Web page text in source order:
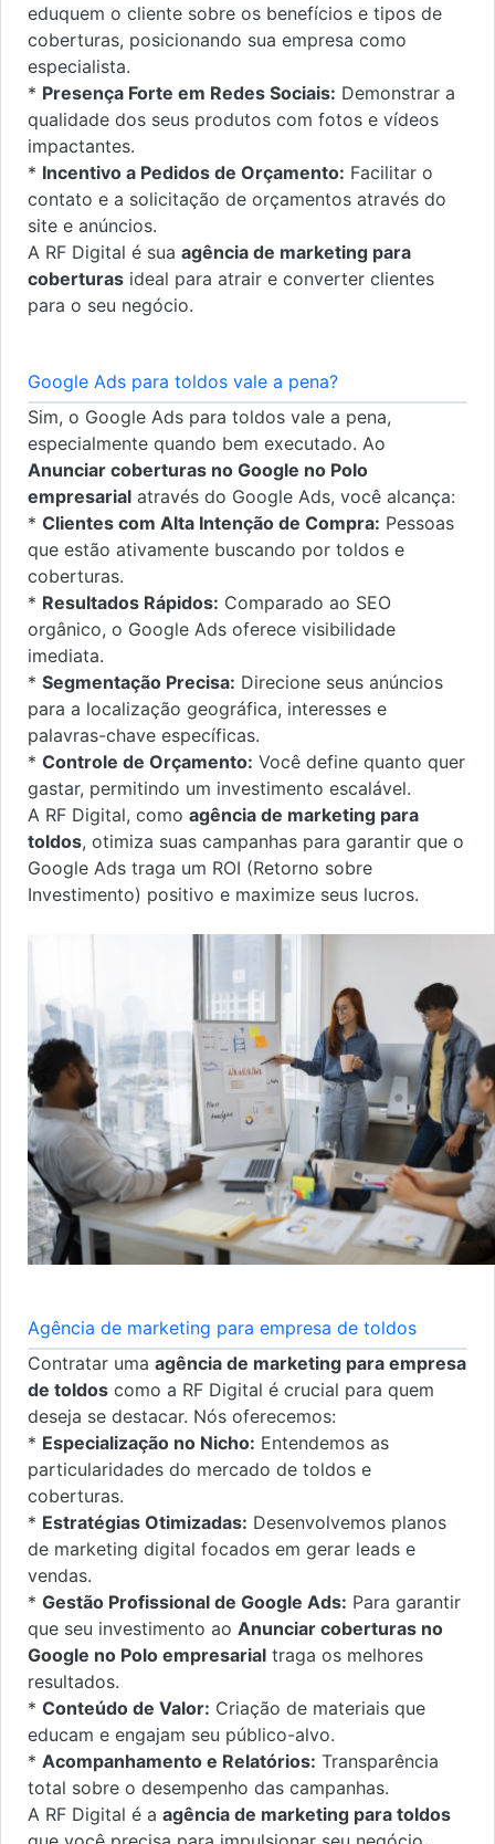
eduquem o cliente sobre os benefícios e tipos de
coberturas, posicionando sua empresa como
especialista.
* Presença Forte em Redes Sociais: Demonstrar a
qualidade dos seus produtos com fotos e vídeos
impactantes.
* Incentivo a Pedidos de Orçamento: Facilitar o
contato e a solicitação de orçamentos através do
site e anúncios.
A RF Digital é sua agência de marketing para
coberturas ideal para atrair e converter clientes
para o seu negócio.
Google Ads para toldos vale a pena?
Sim, o Google Ads para toldos vale a pena,
especialmente quando bem executado. Ao
Anunciar coberturas no Google no Polo
empresarial através do Google Ads, você alcança:
* Clientes com Alta Intenção de Compra: Pessoas
que estão ativamente buscando por toldos e
coberturas.
* Resultados Rápidos: Comparado ao SEO
orgânico, o Google Ads oferece visibilidade
imediata.
* Segmentação Precisa: Direcione seus anúncios
para a localização geográfica, interesses e
palavras-chave específicas.
* Controle de Orçamento: Você define quanto quer
gastar, permitindo um investimento escalável.
A RF Digital, como agência de marketing para
toldos, otimiza suas campanhas para garantir que o
Google Ads traga um ROI (Retorno sobre
Investimento) positivo e maximize seus lucros.
Agência de marketing para empresa de toldos
Contratar uma agência de marketing para empresa
de toldos como a RF Digital é crucial para quem
deseja se destacar. Nós oferecemos:
* Especialização no Nicho: Entendemos as
particularidades do mercado de toldos e
coberturas.
* Estratégias Otimizadas: Desenvolvemos planos
de marketing digital focados em gerar leads e
vendas.
* Gestão Profissional de Google Ads: Para garantir
que seu investimento ao Anunciar coberturas no
Google no Polo empresarial traga os melhores
resultados.
* Conteúdo de Valor: Criação de materiais que
educam e engajam seu público-alvo.
* Acompanhamento e Relatórios: Transparência
total sobre o desempenho das campanhas.
A RF Digital é a agência de marketing para toldos